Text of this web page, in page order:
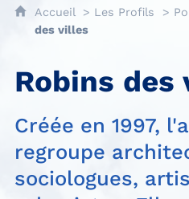
Accueil Les Profils
des villes
Robins des
Créée en 1997,
regroupe
sociologues,